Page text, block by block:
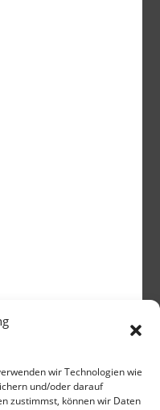
wir Technologien wie
und/oder darauf
zustimmst, können wir Daten